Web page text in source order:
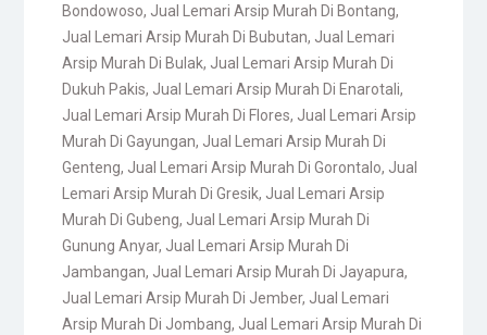
Bondowoso, Jual Lemari Arsip Murah Di Bontang,
Jual Lemari Arsip Murah Di Bubutan, Jual Lemari
Arsip Murah Di Bulak, Jual Lemari Arsip Murah Di
Dukuh Pakis, Jual Lemari Arsip Murah Di Enarotali,
Jual Lemari Arsip Murah Di Flores, Jual Lemari Arsip
Murah Di Gayungan, Jual Lemari Arsip Murah Di
Genteng, Jual Lemari Arsip Murah Di Gorontalo, Jual
Lemari Arsip Murah Di Gresik, Jual Lemari Arsip
Murah Di Gubeng, Jual Lemari Arsip Murah Di
Gunung Anyar, Jual Lemari Arsip Murah Di
Jambangan, Jual Lemari Arsip Murah Di Jayapura,
Jual Lemari Arsip Murah Di Jember, Jual Lemari
Arsip Murah Di Jombang, Jual Lemari Arsip Murah Di